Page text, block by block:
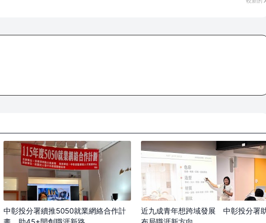
中彰投分署續推5050就業網絡合作計
近九成青年想跨域發展 中彰投分署